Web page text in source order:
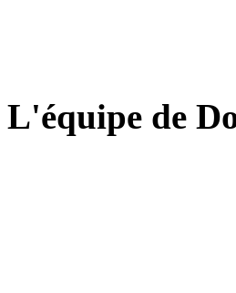
L'équipe de